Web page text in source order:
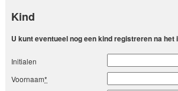
Kind
U kunt eventueel nog een kind registreren na
Initialen
Voornaam*